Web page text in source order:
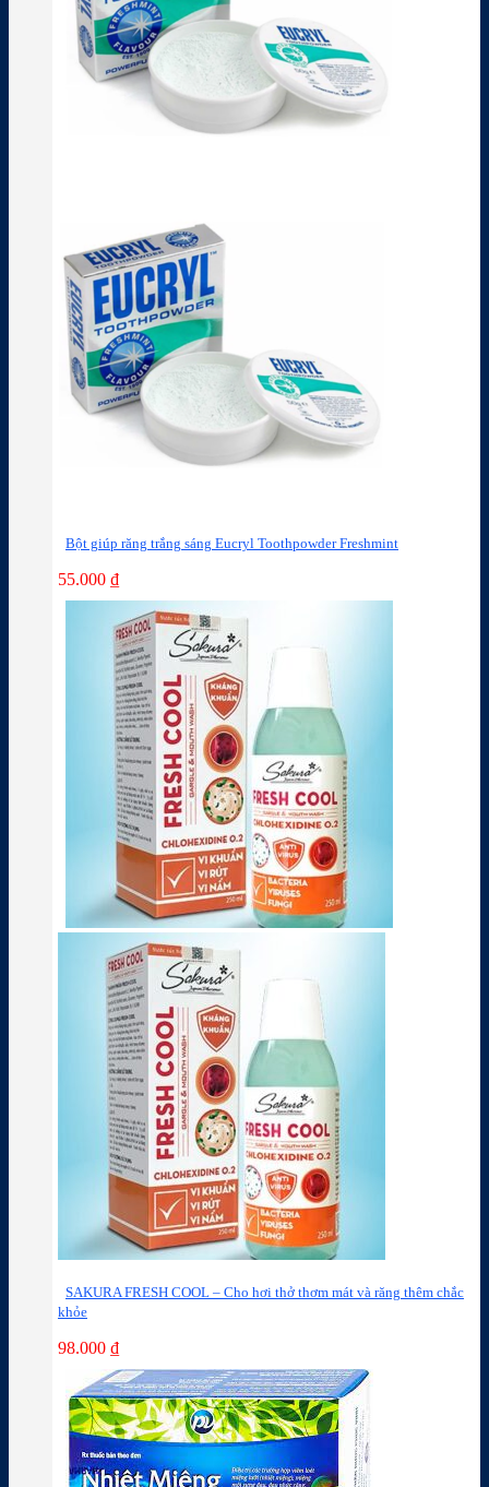
Bột giúp răng trắng sáng Eucryl Toothpowder Freshmint
55.000 ₫
SAKURA FRESH COOL – Cho hơi thở thơm mát và răng thêm chắc
khỏe
98.000 ₫